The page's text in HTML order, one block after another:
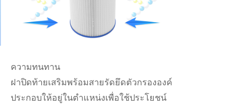
ความทนทาน
ฝาปิดท้ายเสริมพร้อมสายรัดยึดตัวกรององค์
ประกอบให้อยู่ในตำแหน่งเพื่อใช้ประโยชน์